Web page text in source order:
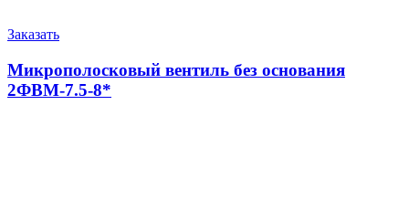
Заказать
Микрополосковый вентиль без основания
2ФВМ-7.5-8*